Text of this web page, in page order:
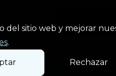
del sitio web y mejorar
.
Rechazar